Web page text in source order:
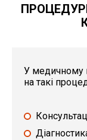
У медичному
на такі